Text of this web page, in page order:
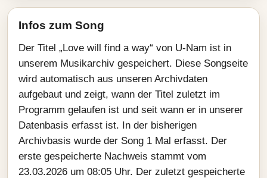
Infos zum Song
Der Titel „Love will find a way“ von U-Nam ist in
unserem Musikarchiv gespeichert. Diese Songseite
wird automatisch aus unseren Archivdaten
aufgebaut und zeigt, wann der Titel zuletzt im
Programm gelaufen ist und seit wann er in unserer
Datenbasis erfasst ist. In der bisherigen
Archivbasis wurde der Song 1 Mal erfasst. Der
erste gespeicherte Nachweis stammt vom
23.03.2026 um 08:05 Uhr. Der zuletzt gespeicherte